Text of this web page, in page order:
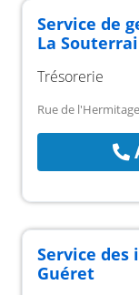
Service de
La
Trésorerie
Rue de
Service des
Guéret